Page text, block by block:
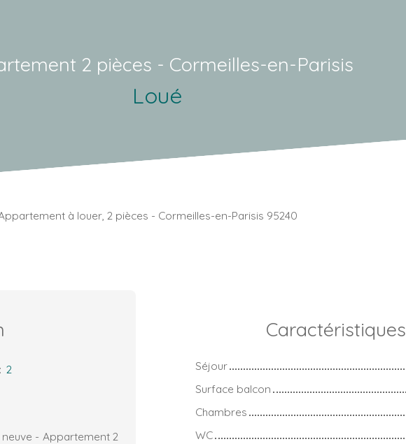
2 pièces - Cormeilles-en-Parisis
Loué
à louer, 2 pièces - Cormeilles-en-Parisis 95240
2
neuve - Appartement 2
Caractéristiques
Séjour
Surface balcon
Chambres
WC